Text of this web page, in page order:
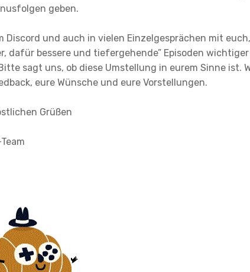
geben.
Discord und auch in vielen Einzelgesprächen mit
dafür bessere und tiefergehende” Episoden
sagt uns, ob diese Umstellung in eurem Sinne ist.
eure Wünsche und eure Vorstellungen.
Grüßen